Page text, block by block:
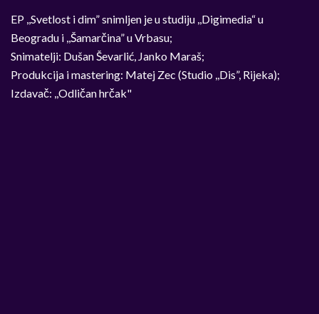
EP ,,Svetlost i dim” snimljen je u studiju ,,Digimedia“ u
Beogradu i ,,Šamarčina” u Vrbasu;
Snimatelji: Dušan Ševarlić, Janko Maraš;
Produkcija i mastering: Matej Zec (Studio ,,Dis”, Rijeka);
Izdavač: ,,Odličan hrčak"